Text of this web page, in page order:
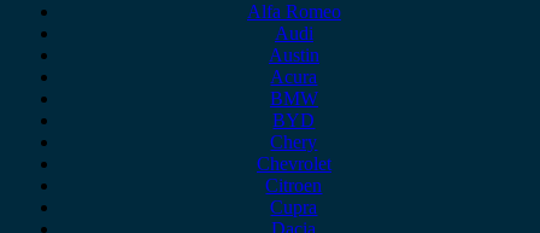
Alfa Romeo
Audi
Austin
Acura
BMW
BYD
Chery
Chevrolet
Citroen
Cupra
Dacia